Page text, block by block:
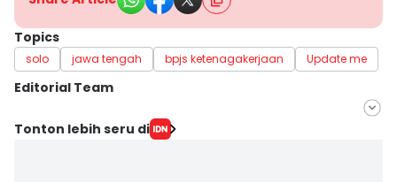
Topics
solo jawa tengah bpjs ketenagakerjaan Update me
Editorial Team
Editor
Tonton lebih seru di